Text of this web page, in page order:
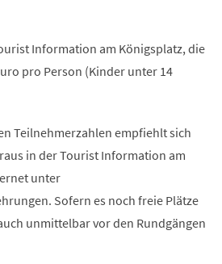
Information am Königsplatz, die
pro Person (Kinder unter 14
Teilnehmerzahlen empfiehlt sich
in der Tourist Information am
unter
Sofern es noch freie Plätze
unmittelbar vor den Rundgängen